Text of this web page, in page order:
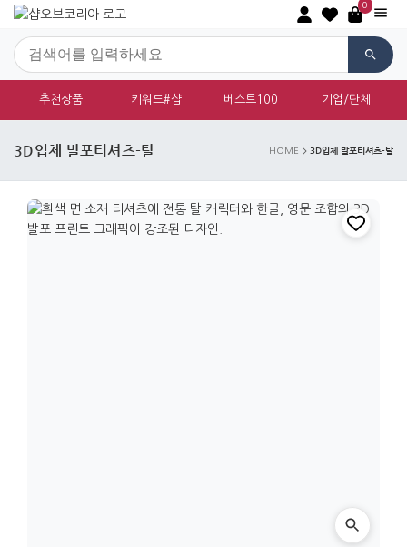
0
추천상품 키워드#샵 베스트100 기업/단체
3D입체 발포티셔츠-탈 HOME 3D입체 발포티셔츠-탈